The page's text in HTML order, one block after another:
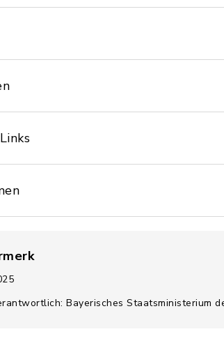
Bayerisches Staatsministerium